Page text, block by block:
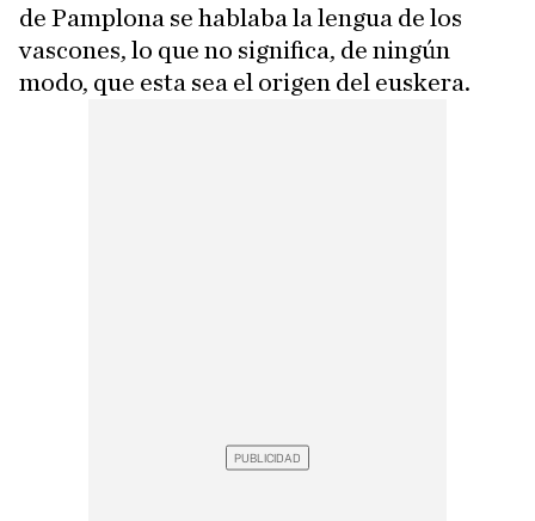
de Pamplona se hablaba la lengua de los
vascones, lo que no significa, de ningún
modo, que esta sea el origen del euskera.